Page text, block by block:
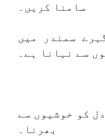
سامنا کریں۔
سمندر میں
سے نہانا ہے۔
کو خوشیوں سے
بھرنا۔